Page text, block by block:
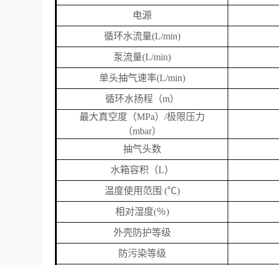
电源
循环水流量(L/min)
泵流量(L/min)
单头抽气速率(L/min)
循环水扬程（m）
最大真空度（MPa） /极限压力
（mbar）
抽气头数
水箱容积（L）
温度使用范围 (℃)
相对湿度(％)
外壳防护等级
防污染等级